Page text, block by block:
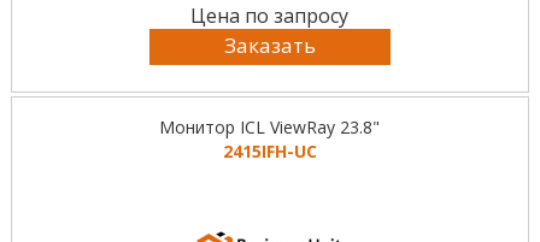
Цена по запросу
Заказать
Монитор ICL ViewRay 23.8"
2415IFH-UC